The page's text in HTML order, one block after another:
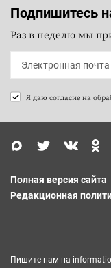
Подпишитесь
Раз в неделю мы
Я даю согласие на
Полная версия сайта
Редакционная
Пишите нам на